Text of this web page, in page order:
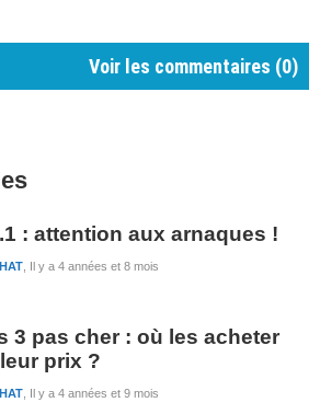
Voir les commentaires (0)
: attention aux arnaques !
Il y a 4 années et 8 mois
3 pas cher : où les acheter
prix ?
Il y a 4 années et 9 mois